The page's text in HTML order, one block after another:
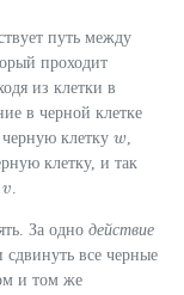
путь между
проходит
из клетки в
в черной клетке
черную клеткуw
w,
клетку, и так
v
v.
За одно действие
сдвинуть все черные
и том же